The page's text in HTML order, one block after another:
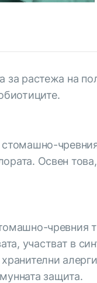
растежа на
Освен
чревния
участват в
защита.